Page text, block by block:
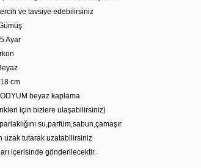
ve tavsiye edebilirsiniz
Ayar
cm
beyaz kaplama
için bizlere ulaşabilirsiniz)
su,parfüm,sabun,çamaşır
uzak tutarak uzatabilirsiniz
içerisinde gönderilecektir.